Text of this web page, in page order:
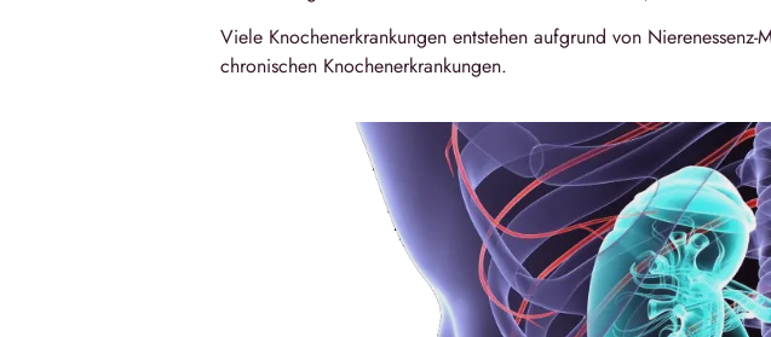
Viele Knochenerkrankungen entstehen aufgrund von
chronischen Knochenerkrankungen.